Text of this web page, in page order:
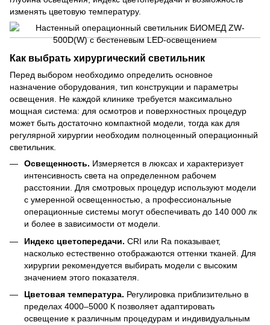
изменять цветовую температуру.
Как выбрать хирургический светильник
Перед выбором необходимо определить основное
назначение оборудования, тип конструкции и параметры
освещения. Не каждой клинике требуется максимально
мощная система: для осмотров и поверхностных процедур
может быть достаточно компактной модели, тогда как для
регулярной хирургии необходим полноценный операционный
светильник.
Освещенность. Измеряется в люксах и характеризует
интенсивность света на определенном рабочем
расстоянии. Для смотровых процедур используют модели
с умеренной освещенностью, а профессиональные
операционные системы могут обеспечивать до 140 000 лк
и более в зависимости от модели.
Индекс цветопередачи. CRI или Ra показывает,
насколько естественно отображаются оттенки тканей. Для
хирургии рекомендуется выбирать модели с высоким
значением этого показателя.
Цветовая температура. Регулировка приблизительно в
пределах 4000–5000 К позволяет адаптировать
освещение к различным процедурам и индивидуальным